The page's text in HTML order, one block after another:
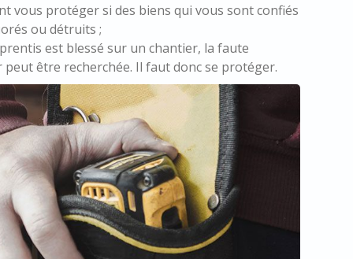
vous protéger si des biens qui vous sont confiés
ou détruits ;
est blessé sur un chantier, la faute
peut être recherchée. Il faut donc se protéger.